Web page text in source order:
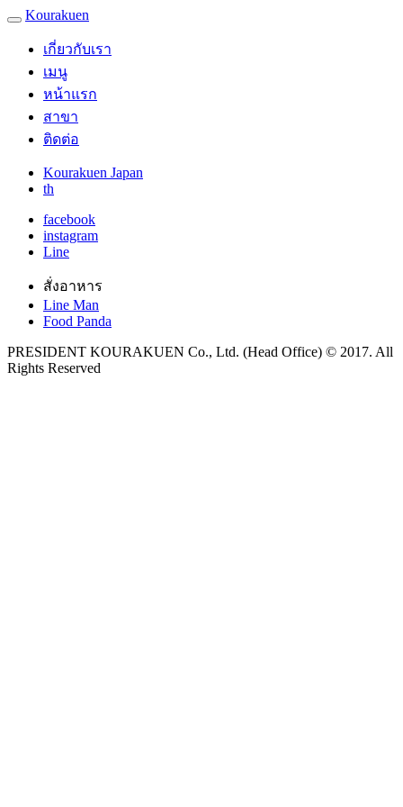
Kourakuen
เกี่ยวกับเรา
เมนู
หน้าแรก
สาขา
ติดต่อ
Kourakuen Japan
th
facebook
instagram
Line
สั่งอาหาร
Line Man
Food Panda
PRESIDENT KOURAKUEN Co., Ltd. (Head Office) © 2017. All
Rights Reserved